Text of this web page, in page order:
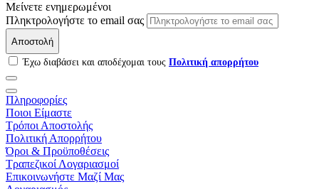
Μείνετε ενημερωμένοι
Πληκτρολογήστε το email σας
Αποστολή
Έχω διαβάσει και αποδέχομαι τους Πολιτική απορρήτου
Πληροφορίες
Ποιοι Είμαστε
Τρόποι Αποστολής
Πολιτική Απορρήτου
Όροι & Προϋποθέσεις
Τραπεζικοί Λογαριασμοί
Επικοινωνήστε Μαζί Μας